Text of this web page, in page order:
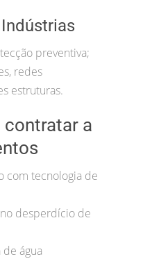
preventiva;
redes
estruturas.
contratar a
com tecnologia de
desperdício de
água